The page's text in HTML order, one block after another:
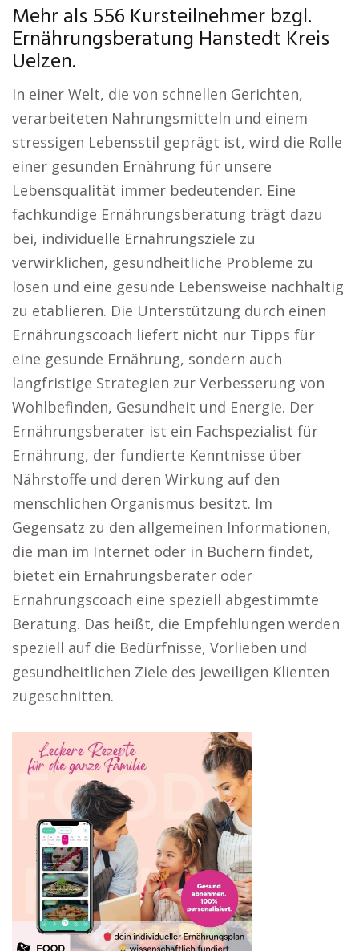
Mehr als 556 Kursteilnehmer bzgl.
Ernährungsberatung Hanstedt Kreis
Uelzen.
In einer Welt, die von schnellen Gerichten,
verarbeiteten Nahrungsmitteln und einem
stressigen Lebensstil geprägt ist, wird die Rolle
einer gesunden Ernährung für unsere
Lebensqualität immer bedeutender. Eine
fachkundige Ernährungsberatung trägt dazu
bei, individuelle Ernährungsziele zu
verwirklichen, gesundheitliche Probleme zu
lösen und eine gesunde Lebensweise nachhaltig
zu etablieren. Die Unterstützung durch einen
Ernährungscoach liefert nicht nur Tipps für
eine gesunde Ernährung, sondern auch
langfristige Strategien zur Verbesserung von
Wohlbefinden, Gesundheit und Energie. Der
Ernährungsberater ist ein Fachspezialist für
Ernährung, der fundierte Kenntnisse über
Nährstoffe und deren Wirkung auf den
menschlichen Organismus besitzt. Im
Gegensatz zu den allgemeinen Informationen,
die man im Internet oder in Büchern findet,
bietet ein Ernährungsberater oder
Ernährungscoach eine speziell abgestimmte
Beratung. Das heißt, die Empfehlungen werden
speziell auf die Bedürfnisse, Vorlieben und
gesundheitlichen Ziele des jeweiligen Klienten
zugeschnitten.